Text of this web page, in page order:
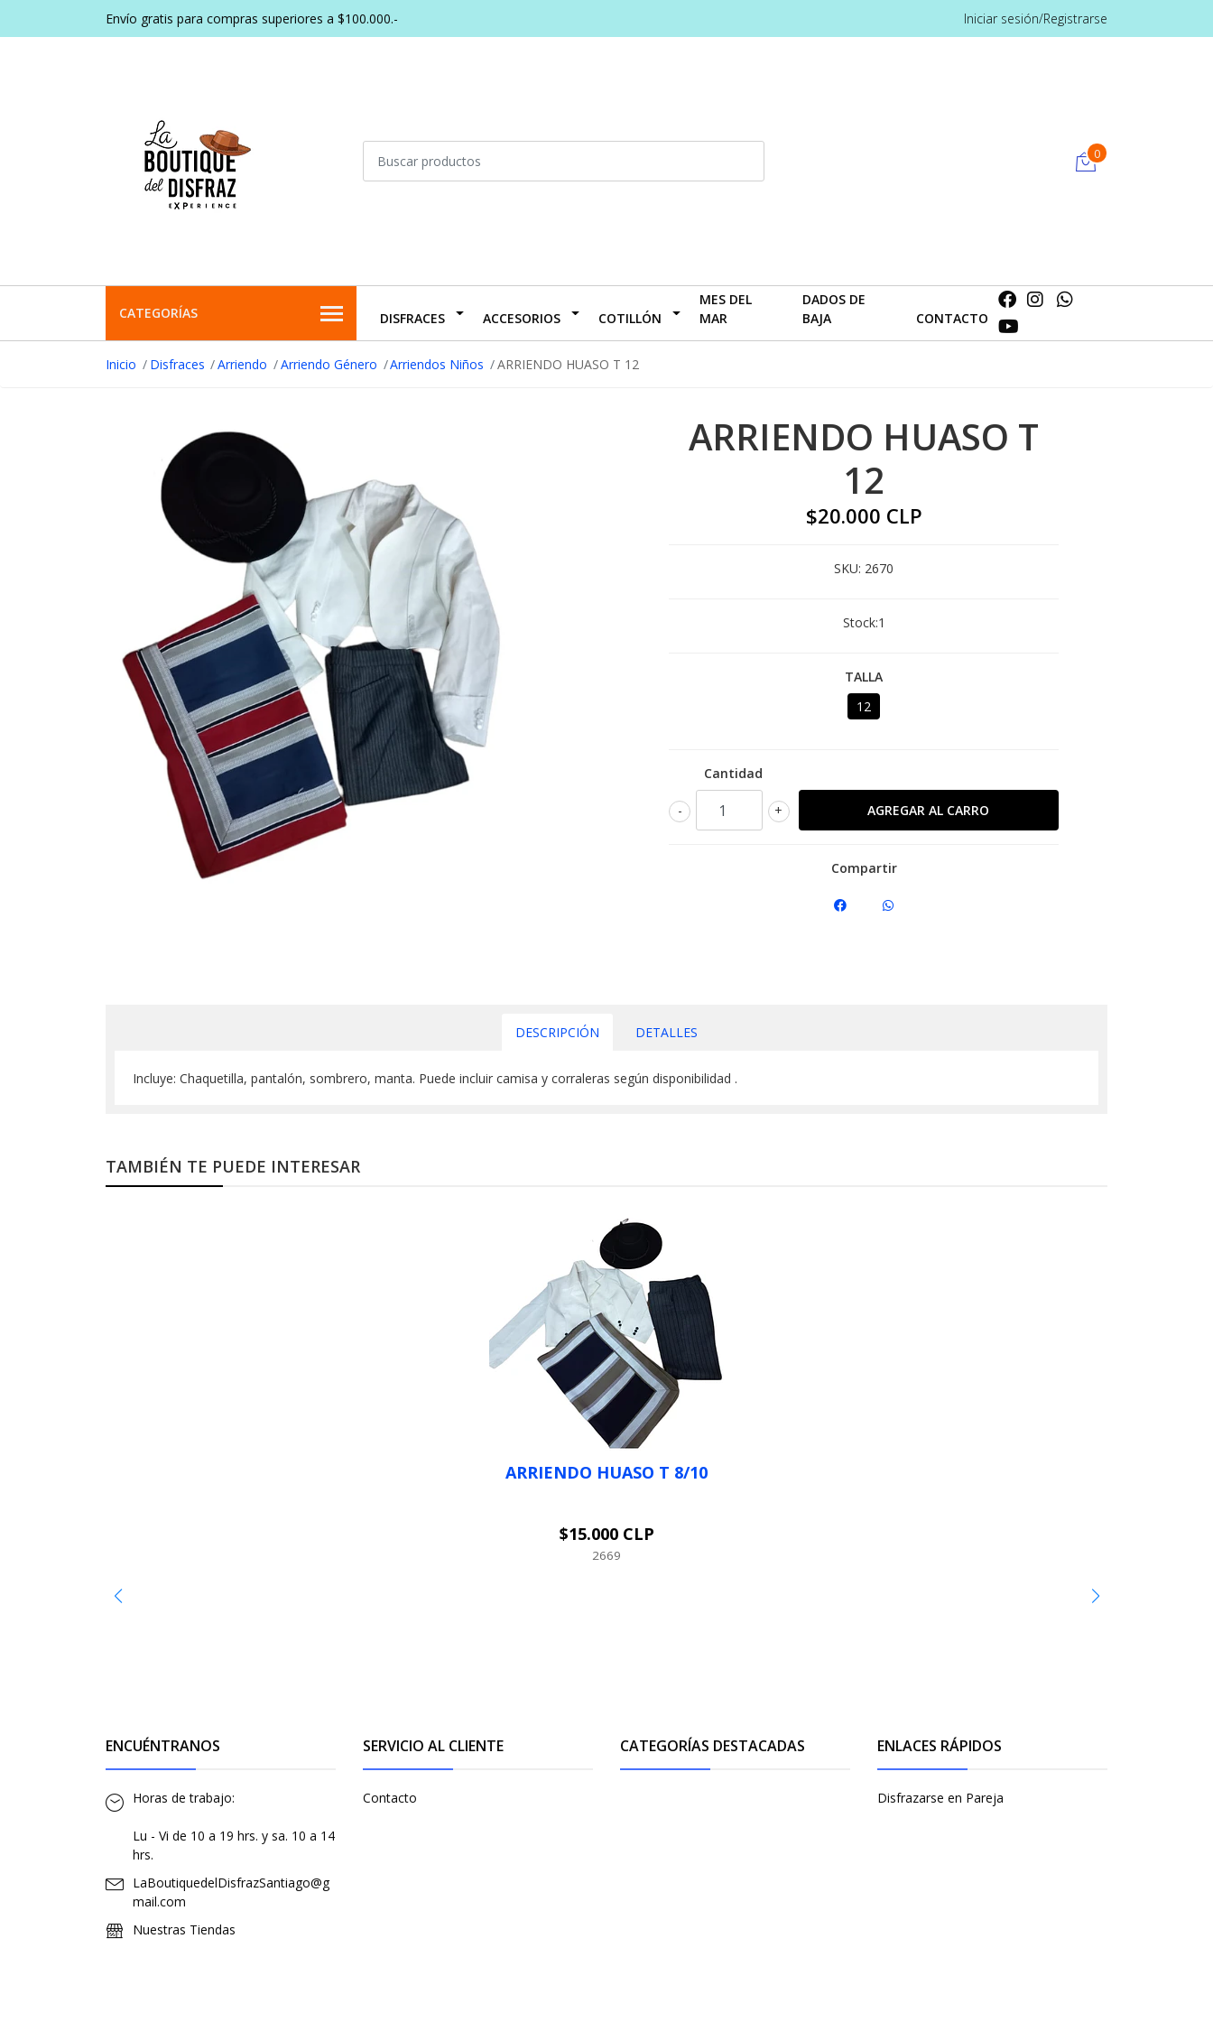
Envío gratis para compras superiores a $100.000.- Iniciar sesión/Registrarse
0
CATEGORÍAS DISFRACES ACCESORIOS COTILLÓN
MES DEL
MAR
DADOS DE
BAJA
CONTACTO
Inicio Disfraces Arriendo Arriendo Género Arriendos Niños ARRIENDO HUASO T 12
ARRIENDO HUASO T
12
$20.000 CLP
SKU: 2670
Stock:1
TALLA
12
Cantidad
+
-
Compartir
DESCRIPCIÓN DETALLES
Incluye: Chaquetilla, pantalón, sombrero, manta. Puede incluir camisa y corraleras según disponibilidad .
TAMBIÉN TE PUEDE INTERESAR
ARRIENDO HUASO T 8/10
VER OPCIONES
$15.000 CLP
2669
ENCUÉNTRANOS
Horas de trabajo:
Lu - Vi de 10 a 19 hrs. y sa. 10 a 14
hrs.
LaBoutiquedelDisfrazSantiago@g
mail.com
Nuestras Tiendas
SERVICIO AL CLIENTE
Contacto
CATEGORÍAS DESTACADAS ENLACES RÁPIDOS
Disfrazarse en Pareja